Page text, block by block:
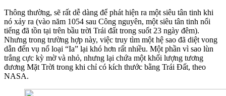
Thông thường, sẽ rất dễ dàng để phát hiện ra một siêu tân tinh khi
nó xảy ra (vào năm 1054 sau Công nguyên, một siêu tân tinh nổi
tiếng đã tồn tại trên bầu trời Trái đất trong suốt 23 ngày đêm).
Nhưng trong trường hợp này, việc truy tìm một hệ sao đã diệt vong
dẫn đến vụ nổ loại “Ia” lại khó hơn rất nhiều. Một phần vì sao lùn
trắng cực kỳ mờ và nhỏ, nhưng lại chứa một khối lượng tương
đương Mặt Trời trong khi chỉ có kích thước bằng Trái Đất, theo
NASA.